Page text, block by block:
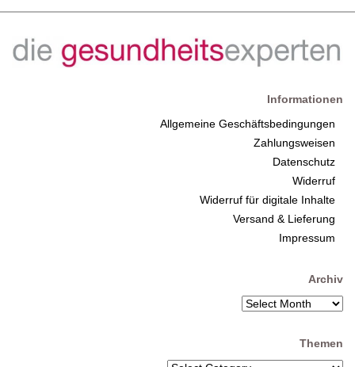
Informationen
Allgemeine Geschäftsbedingungen
Zahlungsweisen
Datenschutz
Widerruf
Widerruf für digitale Inhalte
Versand & Lieferung
Impressum
Archiv
Themen